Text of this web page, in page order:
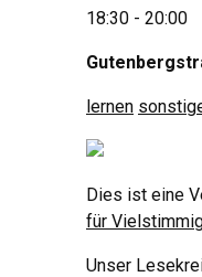
18:30 - 20:00
lernen
Dies ist eine
für
Unser